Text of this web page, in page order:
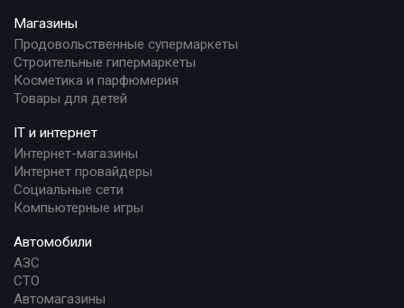
Магазины
Продовольственные супермаркеты
Строительные гипермаркеты
Косметика и парфюмерия
Товары для детей
IT и интернет
Интернет-магазины
Интернет провайдеры
Социальные сети
Компьютерные игры
Автомобили
АЗС
СТО
Автомагазины